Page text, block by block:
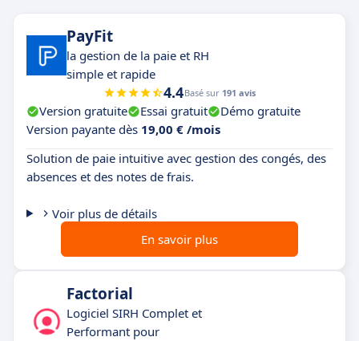
PayFit
la gestion de la paie et RH
simple et rapide
4.4Basé sur 191 avis
Version gratuite Essai gratuit
Démo gratuite
Version payante dès 19,00 € /mois
Solution de paie intuitive avec gestion des congés, des
absences et des notes de frais.
Voir plus de détails
En savoir plus
Factorial
Logiciel SIRH Complet et
Performant pour